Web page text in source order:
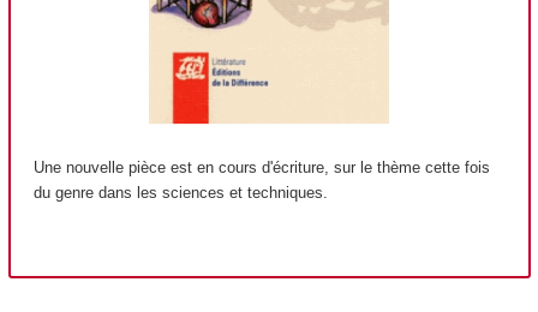
Une nouvelle pièce est en cours d'écriture, sur le thème cette fois
du genre dans les sciences et techniques.